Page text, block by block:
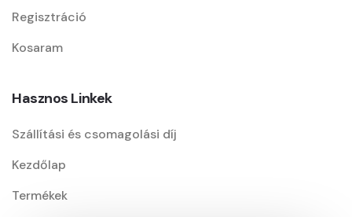
Regisztráció
Kosaram
Hasznos Linkek
Szállítási és csomagolási díj
Kezdőlap
Termékek